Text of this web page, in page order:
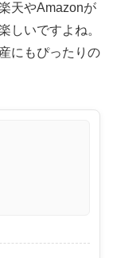
天やAmazonが
しいですよね。
にもぴったりの